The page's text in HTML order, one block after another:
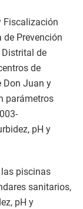
Fiscalización
Prevención
de
de
Don Juan y
parámetros
pH y
las piscinas
sanitarios,
pH y